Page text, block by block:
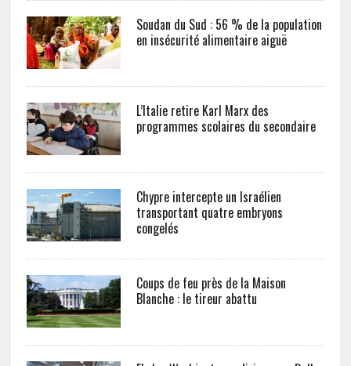
Soudan du Sud : 56 % de la population
en insécurité alimentaire aiguë
L’Italie retire Karl Marx des
programmes scolaires du secondaire
Chypre intercepte un Israélien
transportant quatre embryons
congelés
Coups de feu près de la Maison
Blanche : le tireur abattu